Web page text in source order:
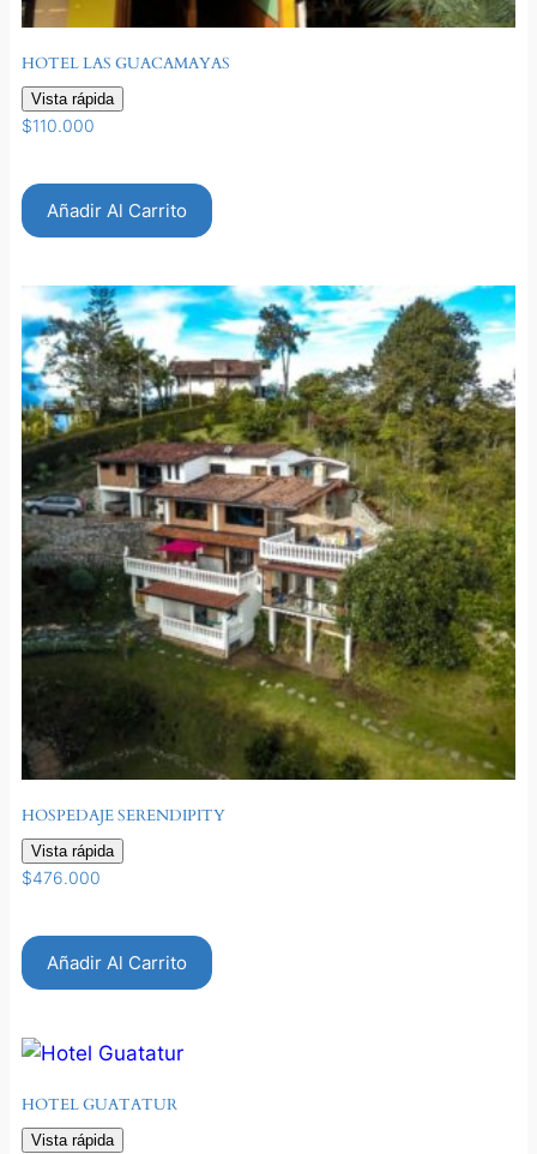
HOTEL LAS GUACAMAYAS
Vista rápida
$110.000
Añadir Al Carrito
HOSPEDAJE SERENDIPITY
Vista rápida
$476.000
Añadir Al Carrito
HOTEL GUATATUR
Vista rápida